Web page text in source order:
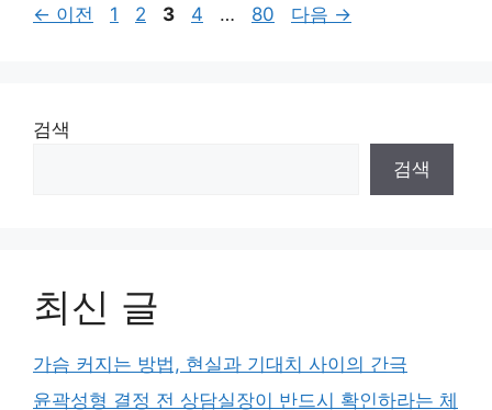
← 이전
페
1
페
2
페
3
페
4 …
페
80 다음 →
검색
검색
최신 글
가슴 커지는 방법, 현실과 기대치 사이의 간극
윤곽성형 결정 전 상담실장이 반드시 확인하라는 체